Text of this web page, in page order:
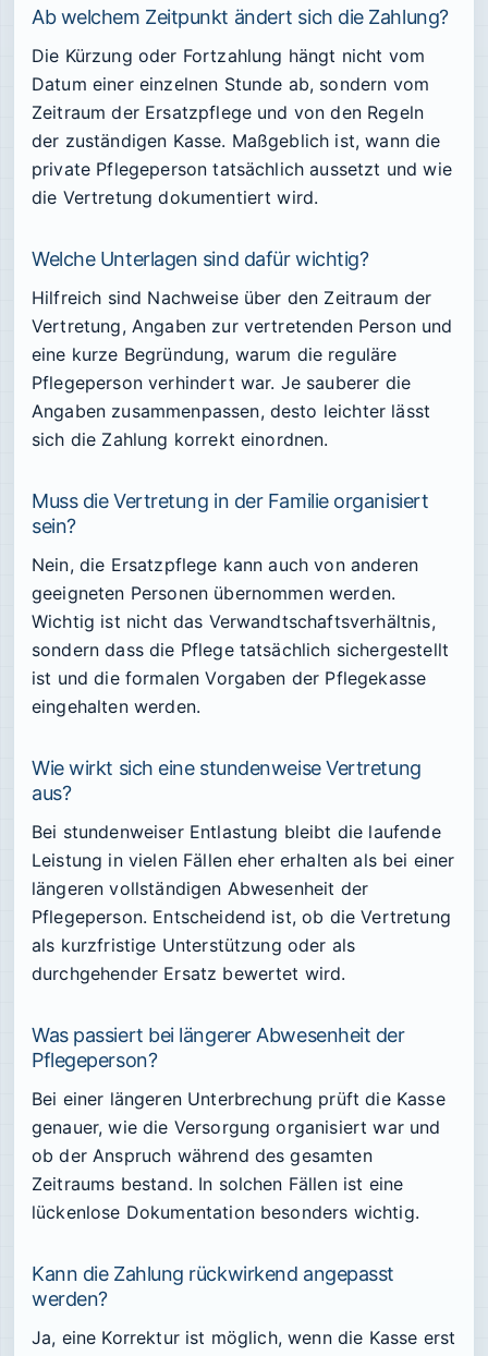
Ab welchem Zeitpunkt ändert sich die Zahlung?
Die Kürzung oder Fortzahlung hängt nicht vom
Datum einer einzelnen Stunde ab, sondern vom
Zeitraum der Ersatzpflege und von den Regeln
der zuständigen Kasse. Maßgeblich ist, wann die
private Pflegeperson tatsächlich aussetzt und wie
die Vertretung dokumentiert wird.
Welche Unterlagen sind dafür wichtig?
Hilfreich sind Nachweise über den Zeitraum der
Vertretung, Angaben zur vertretenden Person und
eine kurze Begründung, warum die reguläre
Pflegeperson verhindert war. Je sauberer die
Angaben zusammenpassen, desto leichter lässt
sich die Zahlung korrekt einordnen.
Muss die Vertretung in der Familie organisiert
sein?
Nein, die Ersatzpflege kann auch von anderen
geeigneten Personen übernommen werden.
Wichtig ist nicht das Verwandtschaftsverhältnis,
sondern dass die Pflege tatsächlich sichergestellt
ist und die formalen Vorgaben der Pflegekasse
eingehalten werden.
Wie wirkt sich eine stundenweise Vertretung
aus?
Bei stundenweiser Entlastung bleibt die laufende
Leistung in vielen Fällen eher erhalten als bei einer
längeren vollständigen Abwesenheit der
Pflegeperson. Entscheidend ist, ob die Vertretung
als kurzfristige Unterstützung oder als
durchgehender Ersatz bewertet wird.
Was passiert bei längerer Abwesenheit der
Pflegeperson?
Bei einer längeren Unterbrechung prüft die Kasse
genauer, wie die Versorgung organisiert war und
ob der Anspruch während des gesamten
Zeitraums bestand. In solchen Fällen ist eine
lückenlose Dokumentation besonders wichtig.
Kann die Zahlung rückwirkend angepasst
werden?
Ja, eine Korrektur ist möglich, wenn die Kasse erst